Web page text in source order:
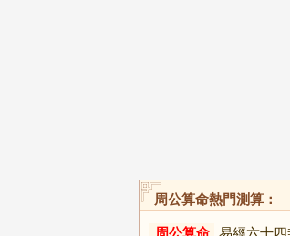
周公算命熱門測算：
周公算命 易經六十四